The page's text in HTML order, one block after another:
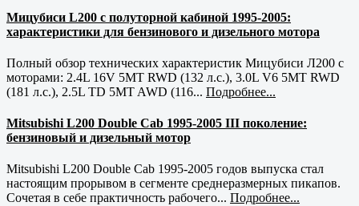
Мицубиси L200 с полуторной кабиной 1995-2005:
характеристики для бензинового и дизельного мотора
Полный обзор технических характеристик Мицубиси Л200 с
моторами: 2.4L 16V 5MT RWD (132 л.с.), 3.0L V6 5MT RWD
(181 л.с.), 2.5L TD 5MT AWD (116... Подробнее...
Mitsubishi L200 Double Cab 1995-2005 III поколение:
бензиновый и дизельный мотор
Mitsubishi L200 Double Cab 1995-2005 годов выпуска стал
настоящим прорывом в сегменте среднеразмерных пикапов.
Сочетая в себе практичность рабочего... Подробнее...